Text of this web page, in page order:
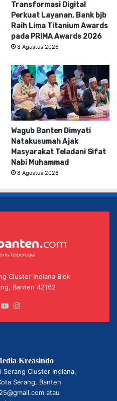
Transformasi Digital
Perkuat Layanan, Bank bjb
Raih Lima Titanium Awards
pada PRIMA Awards 2026
8 Agustus 2026
Wagub Banten Dimyati
Natakusumah Ajak
Masyarakat Teladani Sifat
Nabi Muhammad
8 Agustus 2026
Cluster Indiana Blok
Banten 42162
Facebook
YouTube
Kreasindo
Serang Cluster Indiana,
Serang, Banten
atau